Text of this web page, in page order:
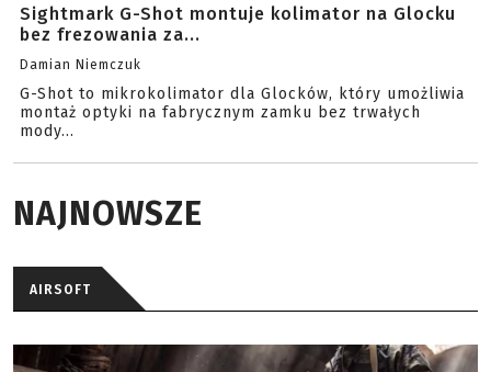
Sightmark G-Shot montuje kolimator na Glocku
bez frezowania za...
Damian Niemczuk
G-Shot to mikrokolimator dla Glocków, który umożliwia
montaż optyki na fabrycznym zamku bez trwałych
mody...
NAJNOWSZE
AIRSOFT